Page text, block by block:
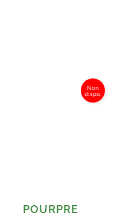
POURPRE